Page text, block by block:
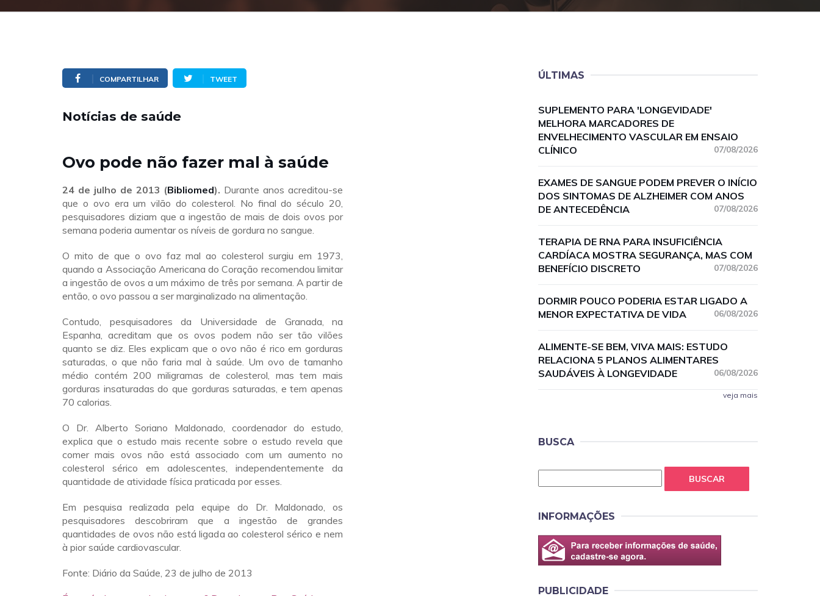
COMPARTILHAR TWEET
Notícias de saúde
Ovo pode não fazer mal à saúde
24 de julho de 2013 (Bibliomed). Durante anos acreditou-se
que o ovo era um vilão do colesterol. No final do século 20,
pesquisadores diziam que a ingestão de mais de dois ovos por
semana poderia aumentar os níveis de gordura no sangue.
O mito de que o ovo faz mal ao colesterol surgiu em 1973,
quando a Associação Americana do Coração recomendou limitar
a ingestão de ovos a um máximo de três por semana. A partir de
então, o ovo passou a ser marginalizado na alimentação.
Contudo, pesquisadores da Universidade de Granada, na
Espanha, acreditam que os ovos podem não ser tão vilões
quanto se diz. Eles explicam que o ovo não é rico em gorduras
saturadas, o que não faria mal à saúde. Um ovo de tamanho
médio contém 200 miligramas de colesterol, mas tem mais
gorduras insaturadas do que gorduras saturadas, e tem apenas
70 calorias.
O Dr. Alberto Soriano Maldonado, coordenador do estudo,
explica que o estudo mais recente sobre o estudo revela que
comer mais ovos não está associado com um aumento no
colesterol sérico em adolescentes, independentemente da
quantidade de atividade física praticada por esses.
Em pesquisa realizada pela equipe do Dr. Maldonado, os
pesquisadores descobriram que a ingestão de grandes
quantidades de ovos não está ligada ao colesterol sérico e nem
à pior saúde cardiovascular.
Fonte: Diário da Saúde, 23 de julho de 2013
ÚLTIMAS
SUPLEMENTO PARA 'LONGEVIDADE'
MELHORA MARCADORES DE
ENVELHECIMENTO VASCULAR EM ENSAIO
CLÍNICO
07/08/2026
EXAMES DE SANGUE PODEM PREVER O INÍCIO
DOS SINTOMAS DE ALZHEIMER COM ANOS
DE ANTECEDÊNCIA
07/08/2026
TERAPIA DE RNA PARA INSUFICIÊNCIA
CARDÍACA MOSTRA SEGURANÇA, MAS COM
BENEFÍCIO DISCRETO
07/08/2026
DORMIR POUCO PODERIA ESTAR LIGADO A
MENOR EXPECTATIVA DE VIDA
06/08/2026
ALIMENTE-SE BEM, VIVA MAIS: ESTUDO
RELACIONA 5 PLANOS ALIMENTARES
SAUDÁVEIS À LONGEVIDADE
06/08/2026
veja mais
BUSCA
BUSCAR
INFORMAÇÕES
PUBLICIDADE